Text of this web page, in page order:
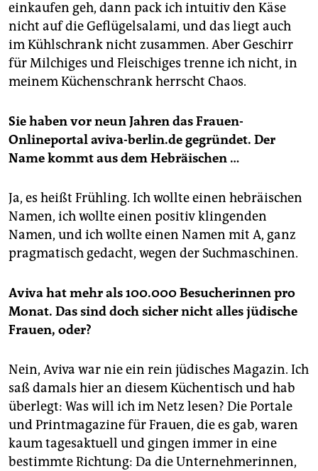
haben den Holocaust überlebt. Sharon Adler hat ihre
Tochter auf eine jüdische Schule geschickt. "Sie soll
ein Zugehörigkeitsgefühl zu der jüdischen Community
haben. Was sie später damit macht, ist ihre Sache."
einkaufen geh, dann pack ich intuitiv den Käse
nicht auf die Geflügelsalami, und das liegt auch
im Kühlschrank nicht zusammen. Aber Geschirr
für Milchiges und Fleischiges trenne ich nicht, in
meinem Küchenschrank herrscht Chaos.
Sie haben vor neun Jahren das Frauen-
Onlineportal aviva-berlin.de gegründet. Der
Name kommt aus dem Hebräischen …
Ja, es heißt Frühling. Ich wollte einen hebräischen
Namen, ich wollte einen positiv klingenden
Namen, und ich wollte einen Namen mit A, ganz
pragmatisch gedacht, wegen der Suchmaschinen.
Aviva hat mehr als 100.000 Besucherinnen pro
Monat. Das sind doch sicher nicht alles jüdische
Frauen, oder?
Nein, Aviva war nie ein rein jüdisches Magazin. Ich
saß damals hier an diesem Küchentisch und hab
überlegt: Was will ich im Netz lesen? Die Portale
und Printmagazine für Frauen, die es gab, waren
kaum tagesaktuell und gingen immer in eine
bestimmte Richtung: Da die Unternehmerinnen,